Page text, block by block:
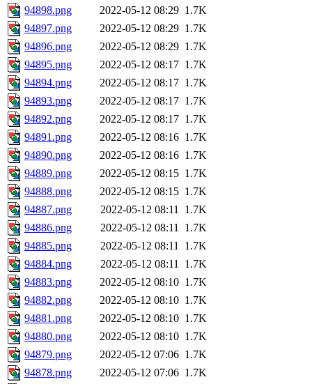
94898.png
2022-05-12 08:29 1.7K
94897.png
2022-05-12 08:29 1.7K
94896.png
2022-05-12 08:29 1.7K
94895.png
2022-05-12 08:17 1.7K
94894.png
2022-05-12 08:17 1.7K
94893.png
2022-05-12 08:17 1.7K
94892.png
2022-05-12 08:17 1.7K
94891.png
2022-05-12 08:16 1.7K
94890.png
2022-05-12 08:16 1.7K
94889.png
2022-05-12 08:15 1.7K
94888.png
2022-05-12 08:15 1.7K
94887.png
2022-05-12 08:11 1.7K
94886.png
2022-05-12 08:11 1.7K
94885.png
2022-05-12 08:11 1.7K
94884.png
2022-05-12 08:11 1.7K
94883.png
2022-05-12 08:10 1.7K
94882.png
2022-05-12 08:10 1.7K
94881.png
2022-05-12 08:10 1.7K
94880.png
2022-05-12 08:10 1.7K
94879.png
2022-05-12 07:06 1.7K
94878.png
2022-05-12 07:06 1.7K